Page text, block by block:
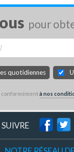
pour
quotidiennes
à nos